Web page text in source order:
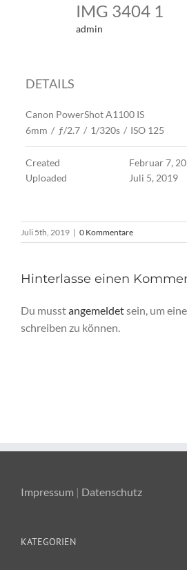
IMG 3404 1
admin
DETAILS
Canon PowerShot A1100 IS
6mm / ƒ/2.7 / 1/320s / ISO 125
Created
Februar 7,
Uploaded
Juli 5, 2019
Juli 5th, 2019 | 0 Kommentare
Hinterlasse einen
Du musstangemeldetsein, um
schreiben zu können.
Impressum | Datenschutz
KATEGORIEN